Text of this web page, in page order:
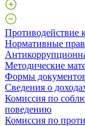
Противодействие
Нормативные
Методические
Формы
Сведения о
Комиссия по
поведению
Комиссия по